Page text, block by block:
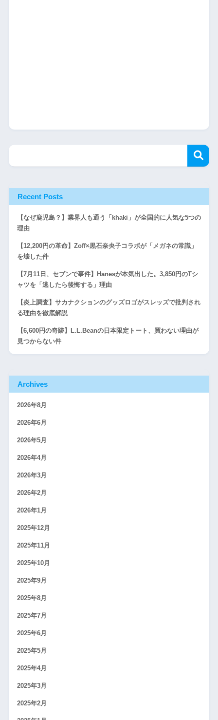
Recent Posts
【なぜ鹿児島？】業界人も通う「khaki」が全国的に人気な5つの
理由
【12,200円の革命】Zoff×黒石奈央子コラボが「メガネの常識」
を壊した件
【7月11日、セブンで事件】Hanesが本気出した。3,850円のTシ
ャツを「逃したら後悔する」理由
【炎上調査】サカナクションのグッズロゴがスレッズで批判され
る理由を徹底解説
【6,600円の奇跡】L.L.Beanの日本限定トート、買わない理由が
見つからない件
Archives
2026年8月
2026年6月
2026年5月
2026年4月
2026年3月
2026年2月
2026年1月
2025年12月
2025年11月
2025年10月
2025年9月
2025年8月
2025年7月
2025年6月
2025年5月
2025年4月
2025年3月
2025年2月